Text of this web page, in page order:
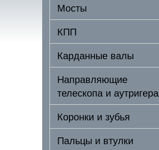
Мосты
КПП
Карданные валы
Направляющие
телескопа и аутригера
Коронки и зубья
Пальцы и втулки